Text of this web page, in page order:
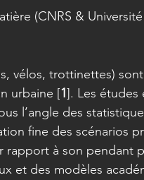
(CNRS &
vélos, trottinettes)
urbaine [1]. Les
l’angle des
fine des scénarios
rapport à son pendant
et des modèles